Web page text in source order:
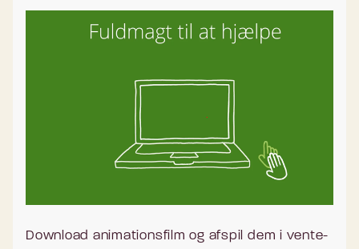
Download animationsfilm og afspil dem i vente-